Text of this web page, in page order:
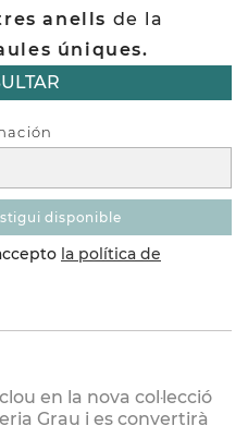
anells de la
úniques.
disponible
la política de
en la nova col·lecció
Grau i es convertirà